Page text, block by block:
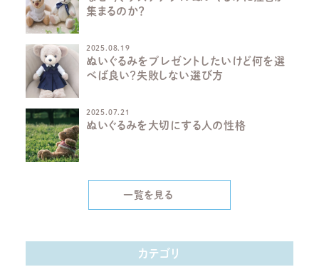
集まるのか？
2025.08.19
ぬいぐるみをプレゼントしたいけど何を選
べば良い？失敗しない選び方
2025.07.21
ぬいぐるみを大切にする人の性格
一覧を見る
カテゴリ